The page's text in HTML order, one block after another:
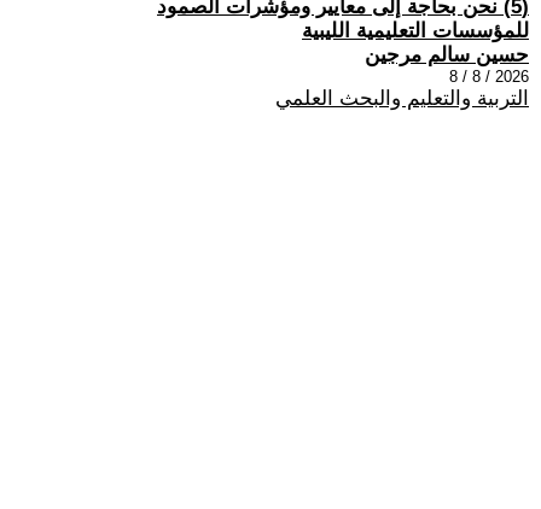
(5) نحن بحاجة إلى معايير ومؤشرات الصمود
للمؤسسات التعليمية الليبية
حسين سالم مرجين
2026 / 8 / 8
التربية والتعليم والبحث العلمي